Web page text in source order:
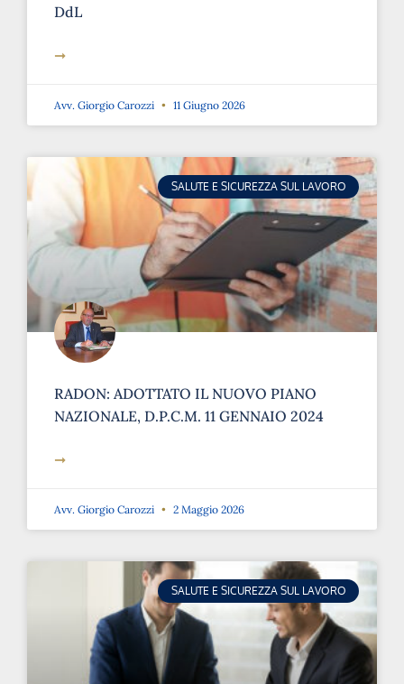
DdL
➞
Avv. Giorgio Carozzi 11 Giugno 2026
SALUTE E SICUREZZA SUL LAVORO
RADON: ADOTTATO IL NUOVO PIANO
NAZIONALE, D.P.C.M. 11 GENNAIO 2024
➞
Avv. Giorgio Carozzi 2 Maggio 2026
SALUTE E SICUREZZA SUL LAVORO